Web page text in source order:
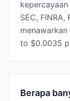
SEC, FINRA,
to $0.0035
Berapa